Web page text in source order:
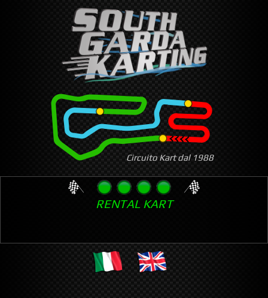
Skip
to
main
content
Circuito Kart dal 1988
RENTAL KART